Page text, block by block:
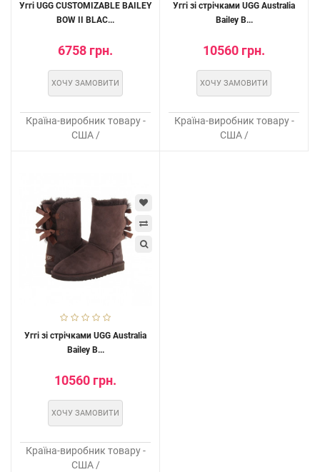
Уггі UGG CUSTOMIZABLE BAILEY
BOW II BLAC...
6758 грн.
ХОЧУ ЗАМОВИТИ
Країна-виробник товару -
США /
Уггі зі стрічками UGG Australia
Bailey B...
10560 грн.
ХОЧУ ЗАМОВИТИ
Країна-виробник товару -
США /
Уггі зі стрічками UGG Australia
Bailey B...
10560 грн.
ХОЧУ ЗАМОВИТИ
Країна-виробник товару -
США /